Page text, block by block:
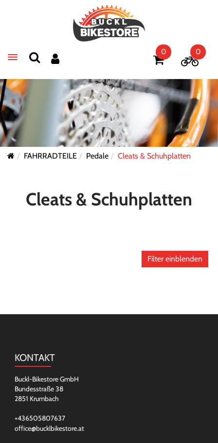
Toggle navigation
0 0
FAHRRADTEILE Pedale Cleats & Schuhplatten
Cleats & Schuhplatten
Filter einblenden
KONTAKT
Buckl-Bikestore GmbH
Bundesstraße 38
2851 Krumbach
+436505807637
office@bucklbikestore.at